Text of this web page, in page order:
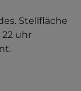
Stellfläche
uhr